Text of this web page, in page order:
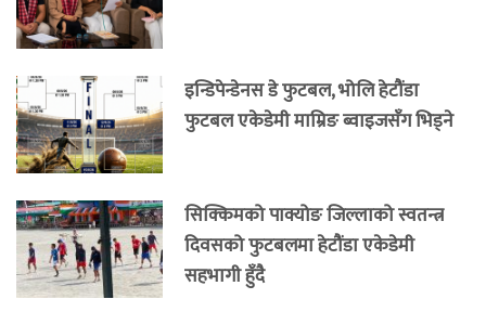
इन्डिपेन्डेनस डे फुटबल, भोलि हेटौंडा
फुटबल एकेडेमी माम्रिङ ब्वाइजसँग भिड्ने
सिक्किमको पाक्योङ जिल्लाको स्वतन्त्र
दिवसको फुटबलमा हेटौंडा एकेडेमी
सहभागी हुँदै